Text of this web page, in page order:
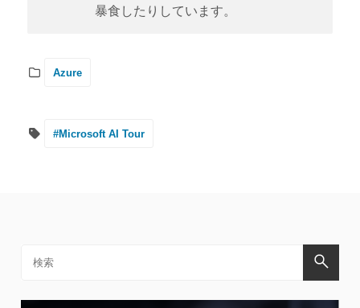
暴食したりしています。
Azure
#Microsoft AI Tour